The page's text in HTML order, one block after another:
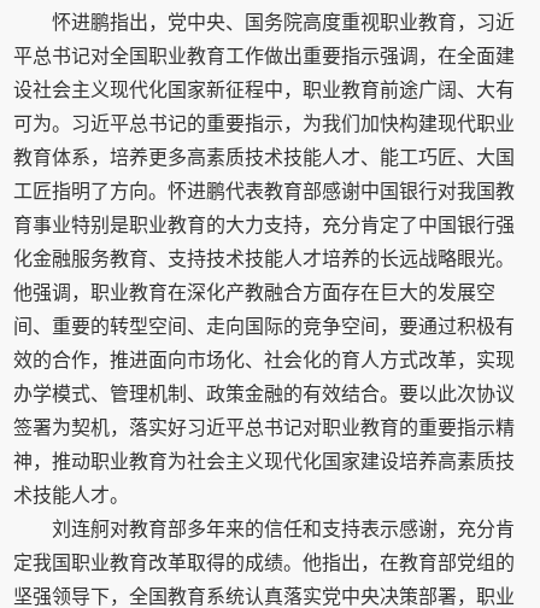
怀进鹏指出，党中央、国务院高度重视职业教育，习近
平总书记对全国职业教育工作做出重要指示强调，在全面建
设社会主义现代化国家新征程中，职业教育前途广阔、大有
可为。习近平总书记的重要指示，为我们加快构建现代职业
教育体系，培养更多高素质技术技能人才、能工巧匠、大国
工匠指明了方向。怀进鹏代表教育部感谢中国银行对我国教
育事业特别是职业教育的大力支持，充分肯定了中国银行强
化金融服务教育、支持技术技能人才培养的长远战略眼光。
他强调，职业教育在深化产教融合方面存在巨大的发展空
间、重要的转型空间、走向国际的竞争空间，要通过积极有
效的合作，推进面向市场化、社会化的育人方式改革，实现
办学模式、管理机制、政策金融的有效结合。要以此次协议
签署为契机，落实好习近平总书记对职业教育的重要指示精
神，推动职业教育为社会主义现代化国家建设培养高素质技
术技能人才。
刘连舸对教育部多年来的信任和支持表示感谢，充分肯
定我国职业教育改革取得的成绩。他指出，在教育部党组的
坚强领导下，全国教育系统认真落实党中央决策部署，职业